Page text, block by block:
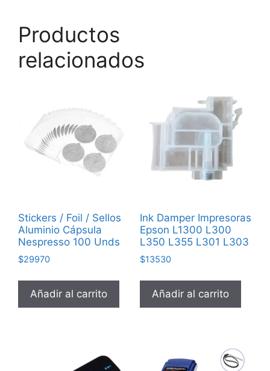
Productos
relacionados
Stickers / Foil / Sellos
Aluminio Cápsula
Nespresso 100 Unds
$29970
Añadir al carrito
Ink Damper Impresoras
Epson L1300 L300
L350 L355 L301 L303
$13530
Añadir al carrito